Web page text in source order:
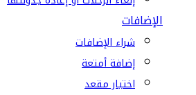
الإضافات
شراء الإضافات
إضافة أمتعة
اختيار مقعد